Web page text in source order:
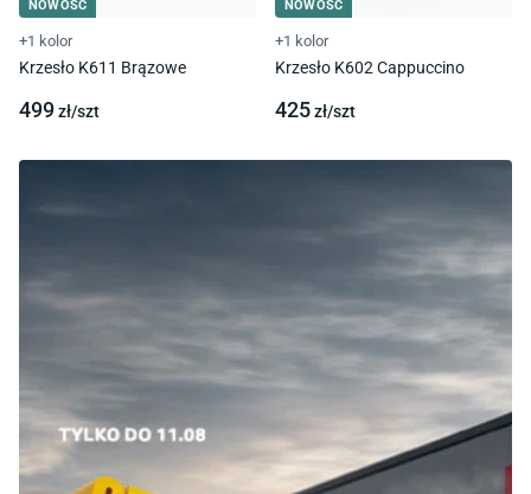
NOWOŚĆ
+1 kolor
Krzesło K611 Brązowe
499zł/szt
NOWOŚĆ
+1 kolor
Krzesło K602 Cappuccino
425zł/szt